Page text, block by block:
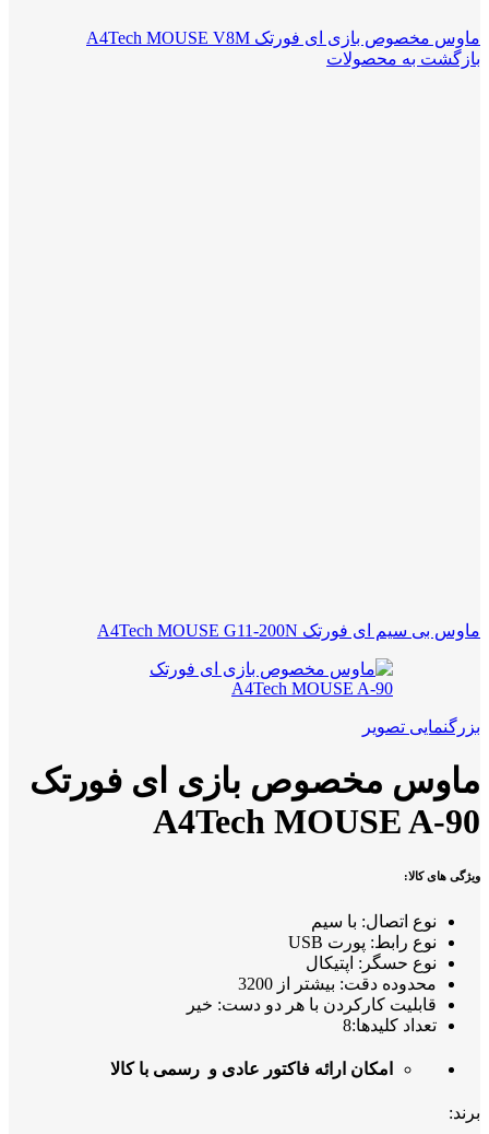
ماوس مخصوص بازی ای فورتک A4Tech MOUSE V8M
بازگشت به محصولات
ماوس بی سیم ای فورتک A4Tech MOUSE G11-200N
بزرگنمایی تصویر
ماوس مخصوص بازی ای فورتک
A4Tech MOUSE A-90
ویژگی های کالا:
نوع اتصال: با سیم
نوع رابط: پورت USB
نوع حسگر: اپتیکال
محدوده دقت: بیشتر از 3200
قابلیت کارکردن با هر دو دست: خیر
تعداد کلیدها:8
امکان ارائه فاکتور عادی و رسمی با کالا
برند: